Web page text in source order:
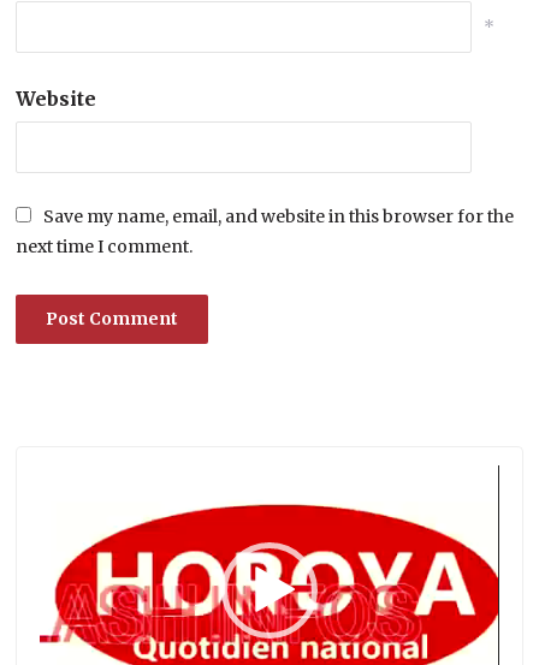
*
Website
Save my name, email, and website in this browser for the
next time I comment.